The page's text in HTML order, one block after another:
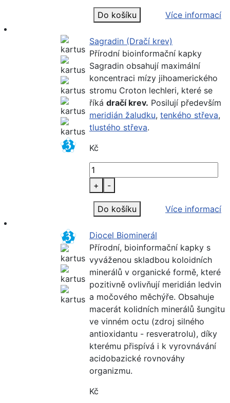
Do košíku Více informací
Sagradin (Dračí krev)
Přírodní bioinformační kapky
Sagradin obsahují maximální
koncentraci mízy jihoamerického
stromu Croton lechleri, které se
říká dračí krev. Posilují především
meridián žaludku, tenkého střeva,
tlustého střeva.
Kč
+ -
Do košíku Více informací
Diocel Biominerál
Přírodní, bioinformační kapky s
vyváženou skladbou koloidních
minerálů v organické formě, které
pozitivně ovlivňují meridián ledvin
a močového měchýře. Obsahuje
macerát kolidních minerálů šungitu
ve vinném octu (zdroj silného
antioxidantu - resveratrolu), díky
kterému přispívá i k vyrovnávání
acidobazické rovnováhy
organizmu.
Kč